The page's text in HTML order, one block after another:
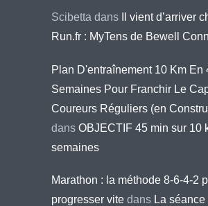
Scibetta dans
Il vient d’arriver
Run.fr : MyTens de Bewell
Plan D'entraînement 10 Km En
Semaines Pour Franchir Le
Coureurs Réguliers (en
dans OBJECTIF 45 min sur 10
semaines
Marathon : la méthode 8-6-4-2
progresser vite dans La séance